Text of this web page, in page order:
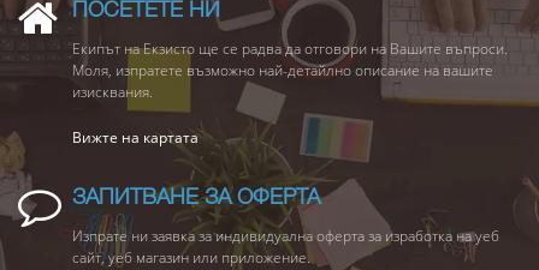
ПОСЕТЕТЕ НИ
Екипът на Екзисто ще се радва да отговори на Вашите въпроси.
Моля, изпратете възможно най-детайлно описание на вашите
изисквания.
Вижте на картата
ЗАПИТВАНЕ ЗА ОФЕРТА
Изпрате ни заявка за индивидуална оферта за изработка на уеб
сайт, уеб магазин или приложение.